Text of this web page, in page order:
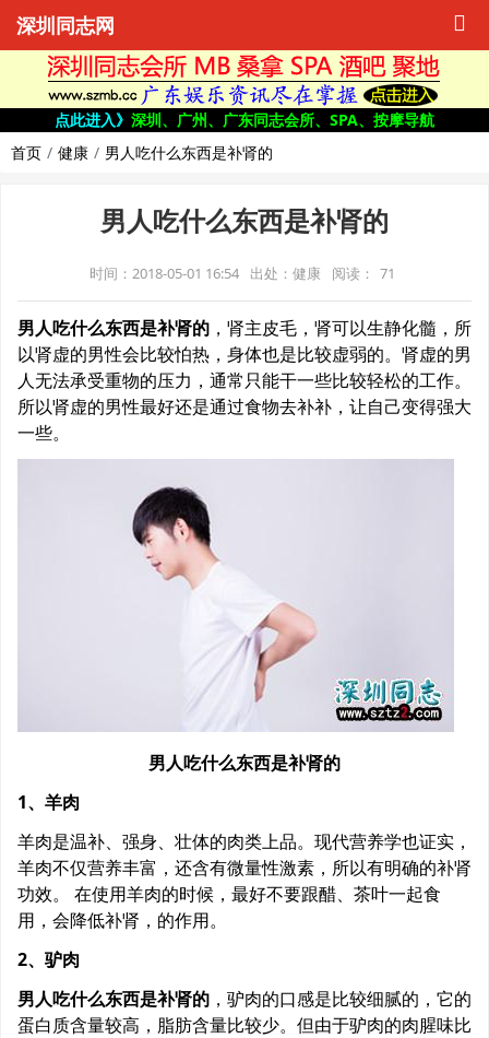
深圳同志网
点此进入》 深圳、广州、广东同志会所、SPA、按摩导航
首页
健康 男人吃什么东西是补肾的
男人吃什么东西是补肾的
时间：2018-05-01 16:54 出处：健康 阅读： 71
男人吃什么东西是补肾的 ，肾主皮毛，肾可以生静化髓，所
以肾虚的男性会比较怕热，身体也是比较虚弱的。肾虚的男
人无法承受重物的压力，通常只能干一些比较轻松的工作。
所以肾虚的男性最好还是通过食物去补补，让自己变得强大
一些。
男人吃什么东西是补肾的
1、羊肉
羊肉是温补、强身、壮体的肉类上品。现代营养学也证实，
羊肉不仅营养丰富，还含有微量性激素，所以有明确的补肾
功效。 在使用羊肉的时候，最好不要跟醋、茶叶一起食
用，会降低补肾，的作用。
2、驴肉
男人吃什么东西是补肾的 ，驴肉的口感是比较细腻的，它的
蛋白质含量较高，脂肪含量比较少。但由于驴肉的肉腥味比